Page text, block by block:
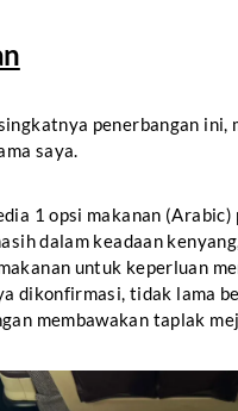
penerbangan ini,
saya.
1 opsi makanan (Arabic)
dalam keadaan
untuk keperluan
dikonfirmasi, tidak lama
membawakan taplak